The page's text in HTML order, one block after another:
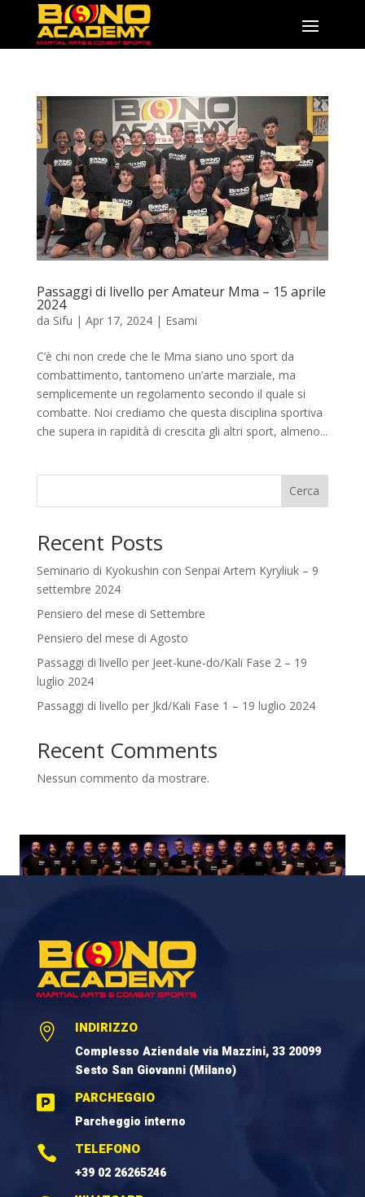
Passaggi di livello per Amateur Mma – 15 aprile
2024
da Sifu | Apr 17, 2024| Esami
C’è chi non crede che le Mma siano uno sport da
combattimento, tantomeno un’arte marziale, ma
semplicemente un regolamento secondo il quale si
combatte. Noi crediamo che questa disciplina sportiva
che supera in rapidità di crescita gli altri sport, almeno...
Cerca
Recent Posts
Seminario di Kyokushin con Senpai Artem Kyryliuk – 9
settembre 2024
Pensiero del mese di Settembre
Pensiero del mese di Agosto
Passaggi di livello per Jeet-kune-do/Kali Fase 2 – 19
luglio 2024
Passaggi di livello per Jkd/Kali Fase 1 – 19 luglio 2024
Recent Comments
Nessun commento da mostrare.
 INDIRIZZO
Complesso Aziendale via Mazzini, 33 20099
Sesto San Giovanni (Milano)
 PARCHEGGIO
Parcheggio interno
 TELEFONO
+39 02 26265246